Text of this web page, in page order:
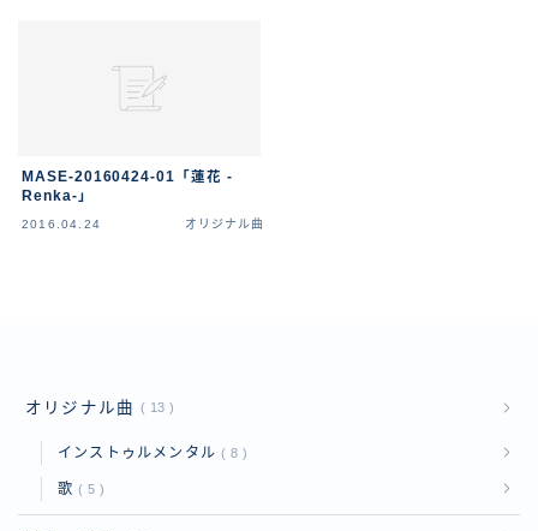
MASE-20160424-01「蓮花 -
Renka-」
2016.04.24 オリジナル曲
オリジナル曲 13
インストゥルメンタル 8
歌 5